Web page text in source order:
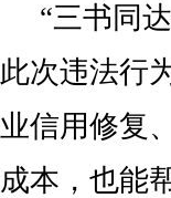
“三书同
此次违法行
业信用修复
成本，也能